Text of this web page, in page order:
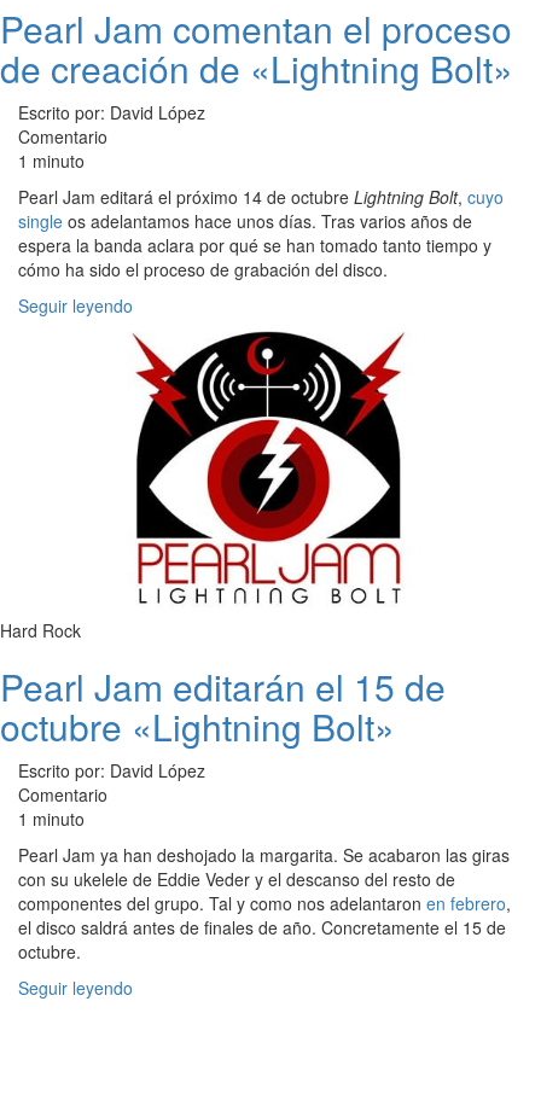
Pearl Jam comentan el proceso
de creación de «Lightning Bolt»
Escrito por: David López
Comentario
1 minuto
Pearl Jam editará el próximo 14 de octubre Lightning Bolt, cuyo
single os adelantamos hace unos días. Tras varios años de
espera la banda aclara por qué se han tomado tanto tiempo y
cómo ha sido el proceso de grabación del disco.
Seguir leyendo
Hard Rock
Pearl Jam editarán el 15 de
octubre «Lightning Bolt»
Escrito por: David López
Comentario
1 minuto
Pearl Jam ya han deshojado la margarita. Se acabaron las giras
con su ukelele de Eddie Veder y el descanso del resto de
componentes del grupo. Tal y como nos adelantaron en febrero,
el disco saldrá antes de finales de año. Concretamente el 15 de
octubre.
Seguir leyendo